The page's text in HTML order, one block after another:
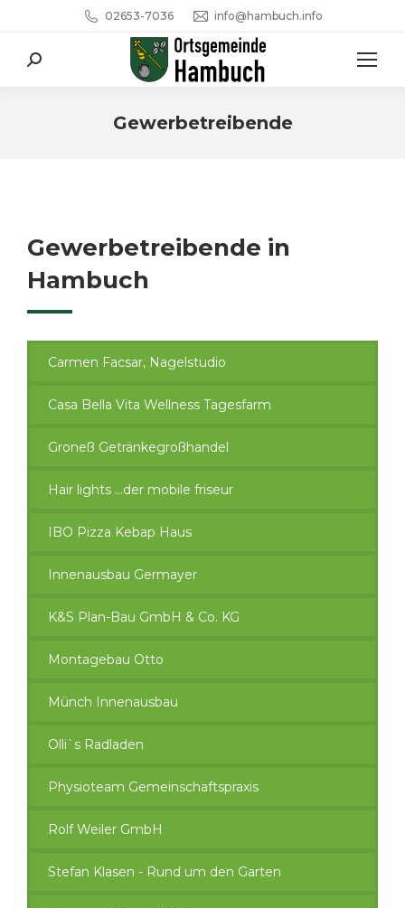
02653-7036 info@hambuch.info
Search:
Gewerbetreibende
Gewerbetreibende in
Hambuch
Carmen Facsar, Nagelstudio
Casa Bella Vita Wellness Tagesfarm
Groneß Getränkegroßhandel
Hair lights ...der mobile friseur
IBO Pizza Kebap Haus
Innenausbau Germayer
K&S Plan-Bau GmbH & Co. KG
Montagebau Otto
Münch Innenausbau
Olli`s Radladen
Physioteam Gemeinschaftspraxis
Rolf Weiler GmbH
Stefan Klasen - Rund um den Garten